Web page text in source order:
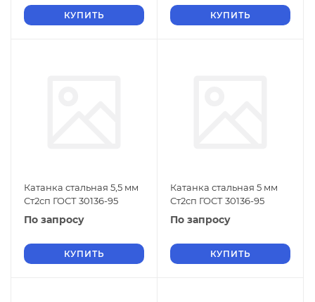
КУПИТЬ КУПИТЬ
Катанка стальная 5,5 мм
Ст2сп ГОСТ 30136-95
По запросу
КУПИТЬ
Катанка стальная 5 мм
Ст2сп ГОСТ 30136-95
По запросу
КУПИТЬ